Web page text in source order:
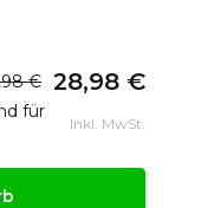
€ 28,98 €
für
Inkl. MwSt.